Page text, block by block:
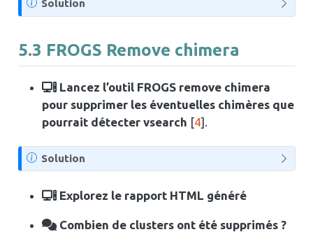
N
o
e
Solution
5.3 FROGS Remove chimera
Lancez l’outil FROGS remove chimera
pour supprimer les éventuelles chimères que
pourrait détecter vsearch [4] .
N
o
t
e
Solution
Explorez le rapport HTML généré
Combien de clusters ont été supprimés ?